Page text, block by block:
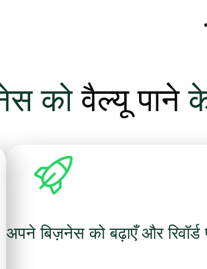
कोवैल्यू पानेके
अपने बिज़नेस को बढ़ाएँ और रिवॉर्ड